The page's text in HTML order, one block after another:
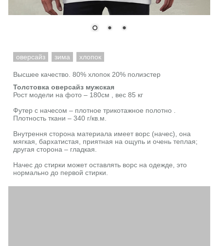
оверсайз зима хлопок
Высшее качество. 80% хлопок 20% полиэстер
Толстовка оверсайз мужская
Рост модели на фото – 180см , вес 85 кг
Футер с начесом – плотное трикотажное полотно .
Плотность ткани – 340 г/кв.м.
Внутрення сторона материала имеет ворс (начес), она
мягкая, бархатистая, приятная на ощупь и очень теплая;
другая сторона – гладкая.
Начес до стирки может оставлять ворс на одежде, это
нормально до первой стирки.